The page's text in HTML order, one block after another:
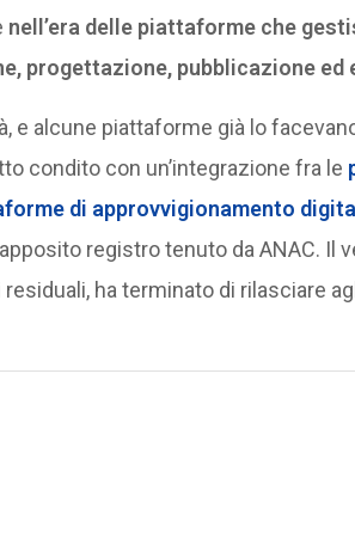
nell’era delle piattaforme che
progettazione, pubblicazione ed
e alcune piattaforme già lo
condito con un’integrazione fra le
di approvvigionamento
registro tenuto da ANAC. Il
ha terminato di rilasciare